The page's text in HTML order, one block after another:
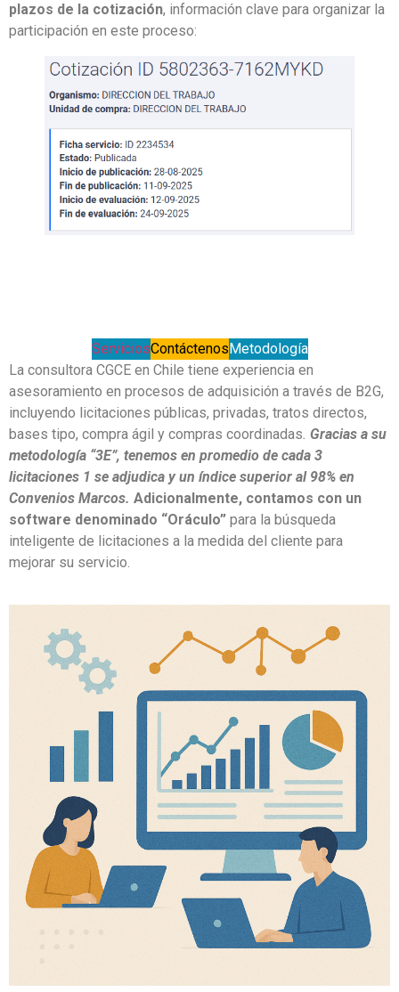
plazos de la cotización, información clave para organizar la
participación en este proceso:
ServiciosContáctenosMetodología
La consultora CGCE en Chile tiene experiencia en
asesoramiento en procesos de adquisición a través de B2G,
incluyendo licitaciones públicas, privadas, tratos directos,
bases tipo, compra ágil y compras coordinadas. Gracias a su
metodología “3E”, tenemos en promedio de cada 3
licitaciones 1 se adjudica y un índice superior al 98% en
Convenios Marcos. Adicionalmente, contamos con un
software denominado “Oráculo” para la búsqueda
inteligente de licitaciones a la medida del cliente para
mejorar su servicio.